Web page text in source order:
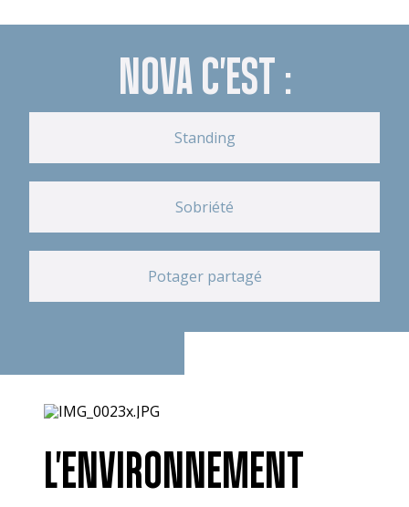
NOVA C'EST :
Standing
Sobriété
Potager partagé
L'ENVIRONNEMENT